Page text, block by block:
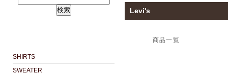
検索
SHIRTS
SWEATER
Levi's
商品一覧